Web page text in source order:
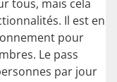
tous, mais cela
Il est en
pour
Le pass
par jour